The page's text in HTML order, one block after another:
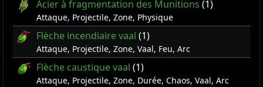
Acier à fragmentation des Munitions (1)
Attaque, Projectile, Zone, Physique
Flèche incendiaire vaal (1)
Attaque, Projectile, Zone, Vaal, Feu, Arc
Flèche caustique vaal (1)
Attaque, Projectile, Zone, Durée, Chaos, Vaal, Arc